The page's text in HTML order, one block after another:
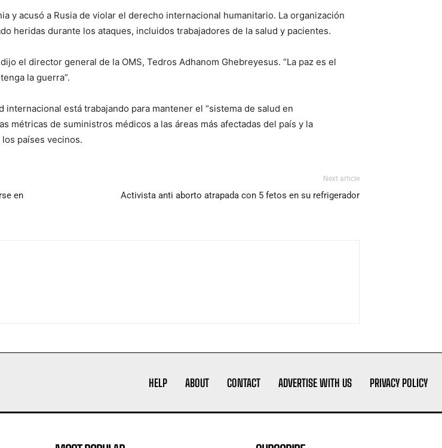
y acusó a Rusia de violar el derecho internacional humanitario. La organización
heridas durante los ataques, incluidos trabajadores de la salud y pacientes.
el director general de la OMS, Tedros Adhanom Ghebreyesus. “La paz es el
la guerra”.
está trabajando para mantener el “sistema de salud en
métricas de suministros médicos a las áreas más afectadas del país y la
países vecinos.
en
Next article
Activista anti aborto atrapada con 5 fetos en su refrigerador
HELP ABOUT CONTACT ADVERTISE WITH US PRIVACY POLICY